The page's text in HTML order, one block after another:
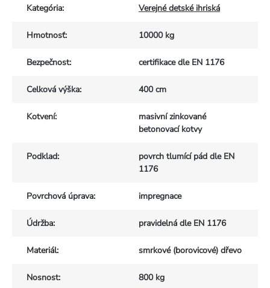
Kategória: Verejné detské ihriská
Hmotnosť: 10000 kg
Bezpečnost: certifikace dle EN 1176
Celková výška: 400 cm
Kotvení:
masivní zinkované
betonovací kotvy
Podklad:
povrch tlumící pád dle EN
1176
Povrchová úprava: impregnace
Údržba: pravidelná dle EN 1176
Materiál: smrkové (borovicové) dřevo
Nosnost: 800 kg